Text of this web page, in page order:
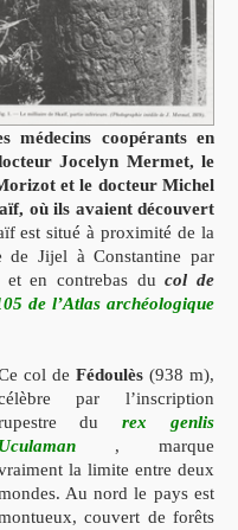
médecins coopérants en
Jocelyn Mermet, le
et le docteur Michel
où ils avaient découvert
estsitué à proximité de la
Jijel à Constantine par
et en contrebas ducol de
de l’Atlas archéologique
col de Fédoulès(938 m),
par l’inscription
durex genlis
Uculaman, marque
la limite entre deux
Au nord le pays est
couvert de forêts